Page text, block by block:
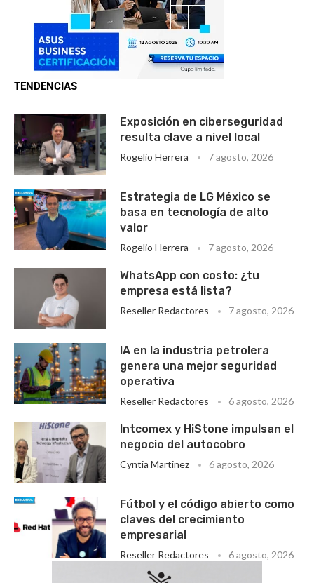
TENDENCIAS
Exposición en ciberseguridad
resulta clave a nivel local
Rogelio Herrera 7 agosto, 2026
Estrategia de LG México se
basa en tecnología de alto
valor
Rogelio Herrera 7 agosto, 2026
WhatsApp con costo: ¿tu
empresa está lista?
Reseller Redactores 7 agosto, 2026
IA en la industria petrolera
genera una mejor seguridad
operativa
Reseller Redactores 6 agosto, 2026
Intcomex y HiStone impulsan el
negocio del autocobro
Cyntia Martinez 6 agosto, 2026
Fútbol y el código abierto como
claves del crecimiento
empresarial
Reseller Redactores 6 agosto, 2026